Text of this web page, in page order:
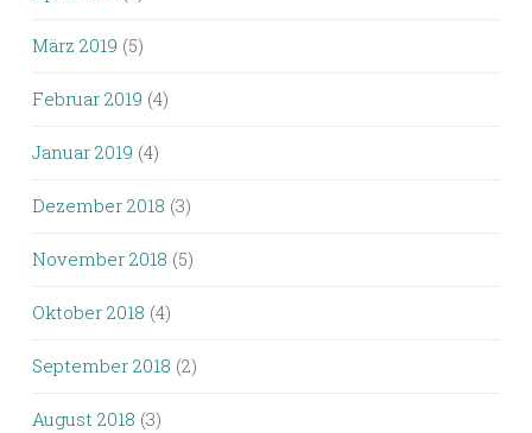
März 2019 (5)
Februar 2019 (4)
Januar 2019 (4)
Dezember 2018 (3)
November 2018 (5)
Oktober 2018 (4)
September 2018 (2)
August 2018 (3)